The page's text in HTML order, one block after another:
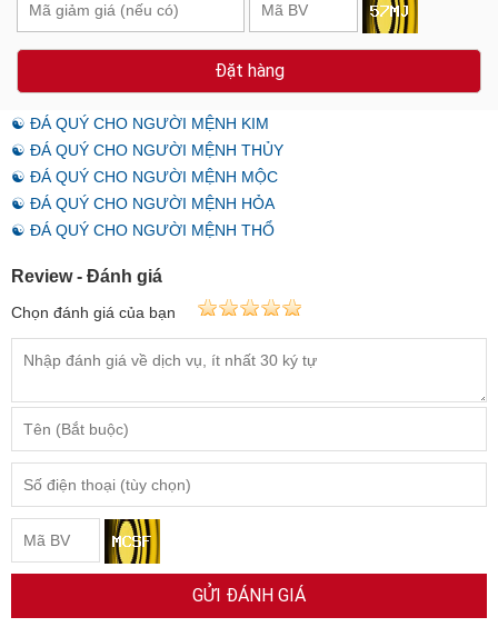
Đặt hàng
☯ ĐÁ QUÝ CHO NGƯỜI MỆNH KIM
☯ ĐÁ QUÝ CHO NGƯỜI MỆNH THỦY
☯ ĐÁ QUÝ CHO NGƯỜI MỆNH MỘC
☯ ĐÁ QUÝ CHO NGƯỜI MỆNH HỎA
☯ ĐÁ QUÝ CHO NGƯỜI MỆNH THỔ
Review - Đánh giá
Chọn đánh giá của bạn
GỬI ĐÁNH GIÁ